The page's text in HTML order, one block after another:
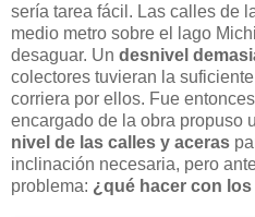
sería tarea fácil. Las calles de
medio metro sobre el lago
desaguar. Un desnivel
colectores tuvieran la
corriera por ellos. Fue
encargado de la obra propuso
nivel de las calles y aceras
inclinación necesaria, pero
problema: ¿qué hacer con